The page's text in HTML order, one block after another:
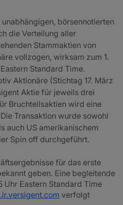
börsennotierten
die Verteilung aller
Stammaktien von
vollzogen, wirksam zum 1.
Standard Time.
Aktionäre (Stichtag 17. März
Aktie für jeweils drei
Bruchteilsaktien wird eine
Transaktion wurde sowohl
auch US amerikanischem
Spin off durchgeführt.
für das erste
geben. Eine begleitende
Uhr Eastern Standard Time
verfolgt